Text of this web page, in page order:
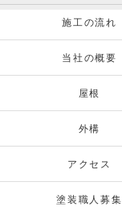
施工の流れ
当社の概要
屋根
外構
アクセス
塗装職人募集